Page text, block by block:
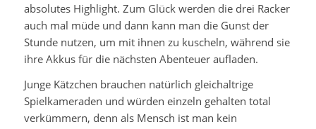
absolutes Highlight. Zum Glück werden die drei Racker
auch mal müde und dann kann man die Gunst der
Stunde nutzen, um mit ihnen zu kuscheln, während sie
ihre Akkus für die nächsten Abenteuer aufladen.
Junge Kätzchen brauchen natürlich gleichaltrige
Spielkameraden und würden einzeln gehalten total
verkümmern, denn als Mensch ist man kein